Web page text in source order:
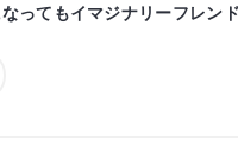
ってもイマジナリーフレン